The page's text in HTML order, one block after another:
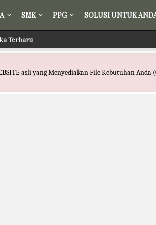
SMK PPG SOLUSI UNTUK
Terbaru
Terbaru
asli yang Menyediakan File Kebutuhan Anda